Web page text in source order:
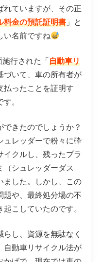
れていますが、その正
料金の預託証明書 」と
い名前ですね
行された「自動車リ
づいて、車の所有者が
払ったことを証明す
。
きたのでしょうか？
ュレッダーで粉々に砕
クルし、残ったプラ
（シュレッダーダス
ました。しかし、この
題や、最終処分場の不
こしていたのです。
し、資源を無駄なく
自動車リサイクル法が